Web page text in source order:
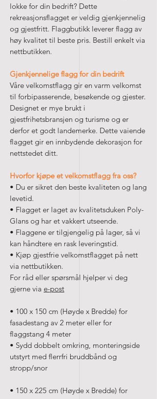
lokke for din bedrift? Dette
rekreasjonsflagget er veldig gjenkjennelig
og gjestfritt. Flaggbutikk leverer flagg av
høy kvalitet til beste pris. Bestill enkelt via
nettbutikken.
Gjenkjennelige flagg for din bedrift
Våre velkomstflagg gir en varm velkomst
til forbipasserende, besøkende og gjester.
Designet er mye brukt i
gjestfrihetsbransjen og turisme og er
derfor et godt landemerke. Dette vaiende
flagget gir en innbydende dekorasjon for
nettstedet ditt.
Hvorfor kjøpe et velkomstflagg fra oss?
• Du er sikret den beste kvaliteten og lang
levetid.
• Flagget er laget av kvalitetsduken Poly-
Glans og har et vakkert utseende.
• Flaggene er tilgjengelig på lager, så vi
kan håndtere en rask leveringstid.
• Kjøp gjestfrie velkomstflagget på nett
via nettbutikken.
For råd eller spørsmål hjelper vi deg
gjerne via e-post
• 100 x 150 cm (Høyde x Bredde) for
fasadestang av 2 meter eller for
flaggstang 4 meter
• Sydd dobbelt omkring, monteringside
utstyrt med flerrfri bruddbånd og
stropp/snor
• 150 x 225 cm (Høyde x Bredde) for